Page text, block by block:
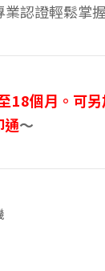
認證輕鬆掌
18個月。可
通～